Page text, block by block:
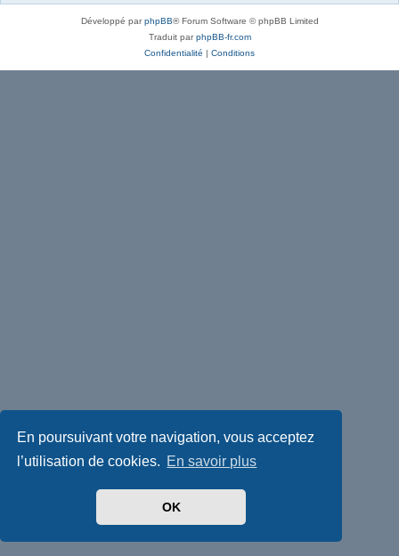
En poursuivant votre navigation, vous acceptez
l’utilisation de cookies. En savoir plus
OK
Développé parphpBB® Forum Software © phpBB Limited
Traduit parphpBB-fr.com
Confidentialité | Conditions